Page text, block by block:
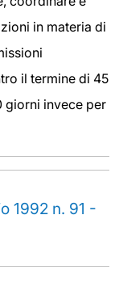
in materia di
il termine di 45
giorni invece per
1992 n. 91 -